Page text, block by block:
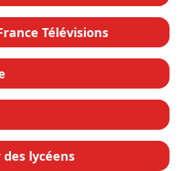
Télévisions
lycéens